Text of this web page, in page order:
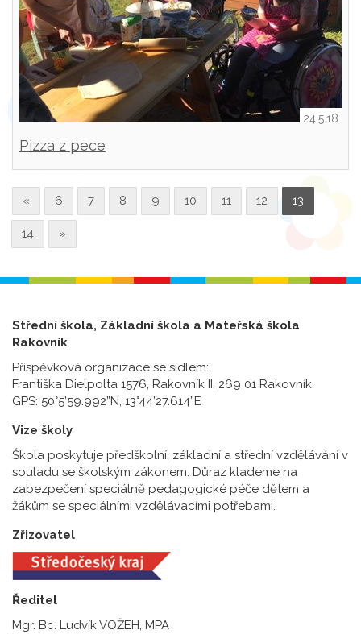
24.5.18
Pizza z pece
« 6 7 8 9 10 11 12 13
14 »
Střední škola, Základní škola a Mateřská škola
Rakovník
Příspěvková organizace se sídlem:
Františka Dielpolta 1576, Rakovník II, 269 01 Rakovník
GPS: 50°5’59.992”N, 13°44’27.614”E
Vize školy
Škola poskytuje předškolní, základní a střední vzdělávání v
souladu se školským zákonem. Důraz klademe na
zabezpečení speciálně pedagogické péče dětem a
žákům se speciálními vzdělávacími potřebami.
Zřizovatel
Ředitel
Mgr. Bc. Ludvík VOŽEH, MPA